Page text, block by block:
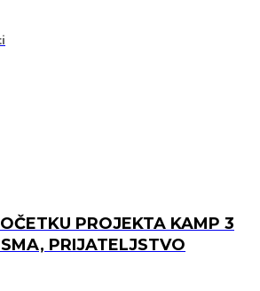
PROJEKTA KAMP 3
PRIJATELJSTVO